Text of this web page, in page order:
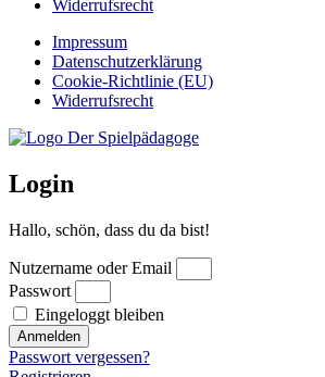
Widerrufsrecht
Impressum
Datenschutzerklärung
Cookie-Richtlinie (EU)
Widerrufsrecht
Login
Hallo, schön, dass du da bist!
Nutzername oder Email
Passwort
Eingeloggt bleiben
Anmelden
Passwort vergessen?